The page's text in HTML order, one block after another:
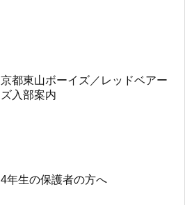
京都東山ボーイズ／レッドベアー
ズ入部案内
4年生の保護者の方へ